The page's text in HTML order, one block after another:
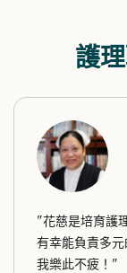
護
"花慈是培育護
有幸能負責多
我樂此不疲！"